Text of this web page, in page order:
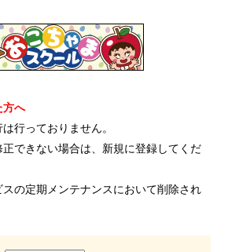
方へ
行っておりません。
正できない場合は、新規に登録してくだ
スの定期メンテナンスにおいて削除され